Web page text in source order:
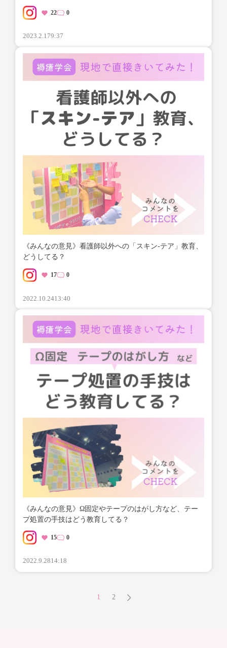
22 0
2023.2.179:37
《みんなの意見》看護師以外への「スキン-テア」教育、
どうしてる？
17 0
2022.10.2413:40
《みんなの意見》Ω固定やテープのはがし方など、テー
プ処置の手技はどう教育してる？
15 0
2022.9.2814:18
1 2